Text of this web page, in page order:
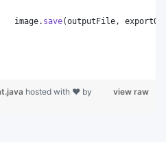
image. save(outputFile ,
view raw
hosted with ❤ by